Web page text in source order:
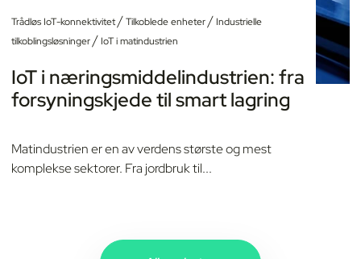
Trådløs IoT-konnektivitet/Tilkoblede enheter/ Industrielle
tilkoblingsløsninger/ IoT i matindustrien
IoT i næringsmiddelindustrien: fra
forsyningskjede til smart lagring
Matindustrien er en av verdens største og mest
komplekse sektorer. Fra jordbruk til...